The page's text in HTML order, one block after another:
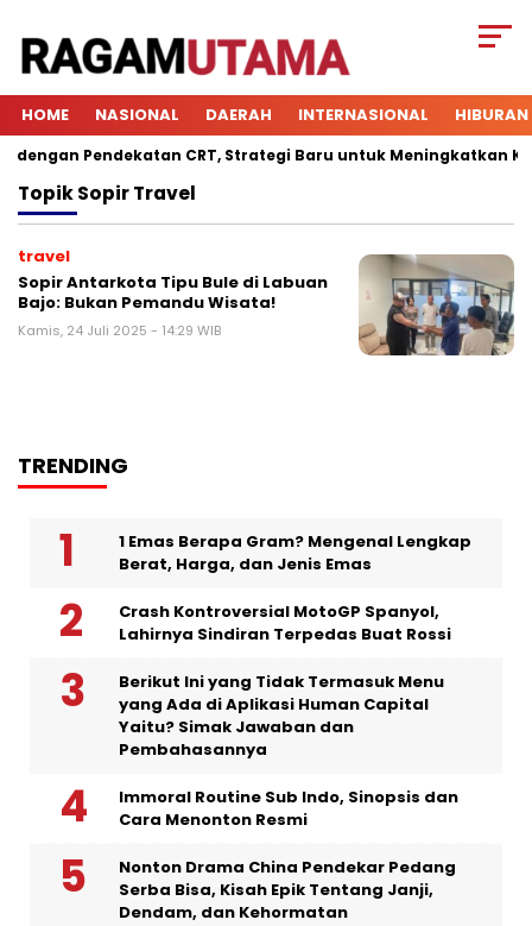
HOME NASIONAL DAERAH INTERNASIONAL HIBURAN
Pendekatan CRT, Strategi Baru untuk Meningkatkan
TopikSopir Travel
travel
Sopir Antarkota Tipu Bule di Labuan
Bajo: Bukan Pemandu Wisata!
Kamis, 24 Juli 2025 - 14:29 WIB
TRENDING
1 Emas Berapa Gram? Mengenal Lengkap
Berat, Harga, dan Jenis Emas
Crash Kontroversial MotoGP Spanyol,
Lahirnya Sindiran Terpedas Buat Rossi
Berikut Ini yang Tidak Termasuk Menu
yang Ada di Aplikasi Human Capital
Yaitu? Simak Jawaban dan
Pembahasannya
Immoral Routine Sub Indo, Sinopsis dan
Cara Menonton Resmi
Nonton Drama China Pendekar Pedang
Serba Bisa, Kisah Epik Tentang Janji,
Dendam, dan Kehormatan